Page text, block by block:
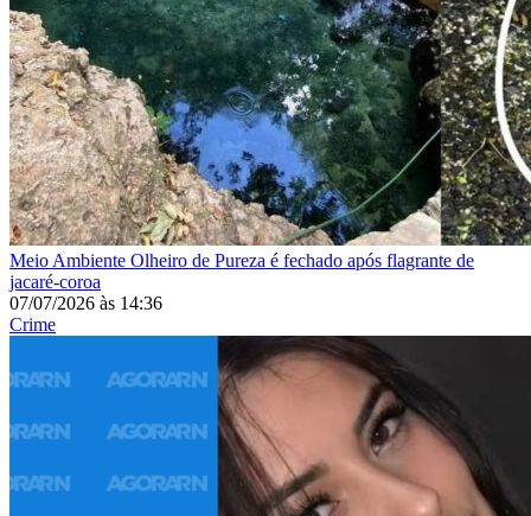
Meio Ambiente Olheiro de Pureza é fechado após flagrante de
jacaré-coroa
07/07/2026 às 14:36
Crime